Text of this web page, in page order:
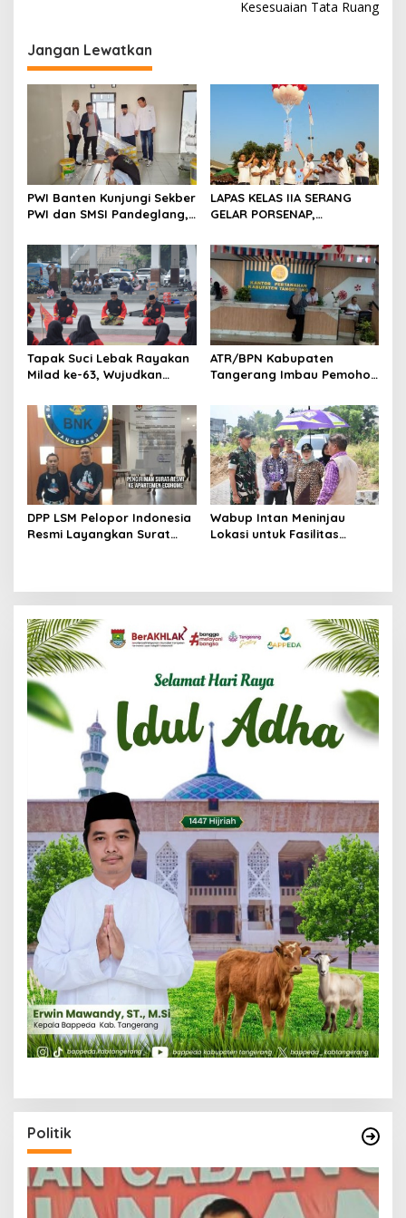
a
s
s
Kesesuaian Tata Ruang
Jangan Lewatkan
PWI Banten Kunjungi Sekber
PWI dan SMSI Pandeglang,
Konferensi Organisasi
LAPAS KELAS IIA SERANG
GELAR PORSENAP,
DAN KEBERSAMAAN
Tapak Suci Lebak Rayakan
Milad ke-63, Wujudkan
Menuju Kancah Dunia
ATR/BPN Kabupaten
Tangerang Imbau Pemohon
Berkas Mandek
DPP LSM Pelopor Indonesia
Resmi Layangkan Surat
Wabup Intan Meninjau
Lokasi untuk Fasilitas
Politik